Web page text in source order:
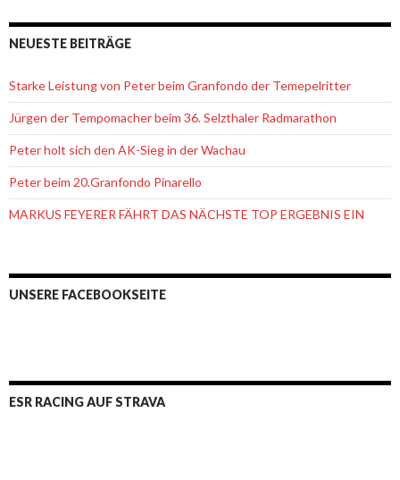
NEUESTE BEITRÄGE
Starke Leistung von Peter beim Granfondo der Temepelritter
Jürgen der Tempomacher beim 36. Selzthaler Radmarathon
Peter holt sich den AK-Sieg in der Wachau
Peter beim 20.Granfondo Pinarello
MARKUS FEYERER FÄHRT DAS NÄCHSTE TOP ERGEBNIS EIN
UNSERE FACEBOOKSEITE
ESR RACING AUF STRAVA